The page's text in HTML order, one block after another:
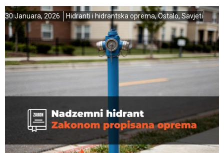
30 Januara, 2026 Hidranti i hidrantska oprema,Ostalo, Savjeti